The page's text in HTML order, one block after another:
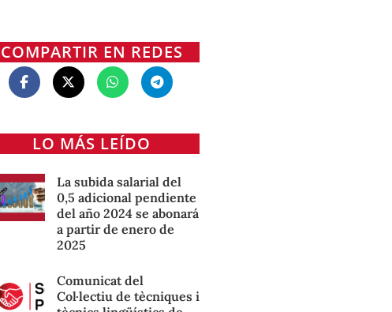
COMPARTIR EN REDES
LO MÁS LEÍDO
La subida salarial del
0,5 adicional pendiente
del año 2024 se abonará
a partir de enero de
2025
Comunicat del
Col·lectiu de tècniques i